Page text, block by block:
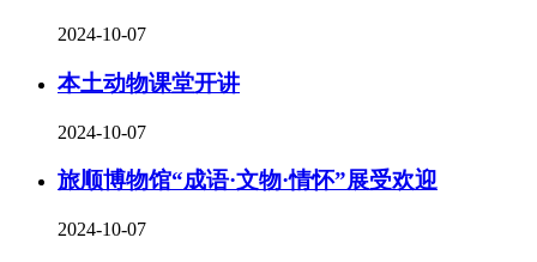
2024-10-07
本土动物课堂开讲
2024-10-07
旅顺博物馆“成语·文物·情怀”展受欢迎
2024-10-07